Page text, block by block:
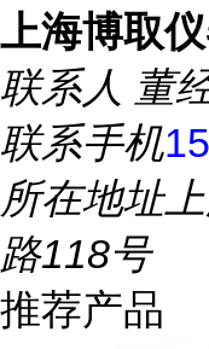
上海博取
联系人 董
联系手机
所在地址
路118号
推荐产品